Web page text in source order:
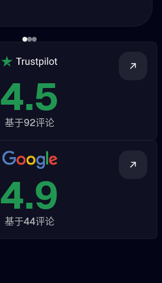
4.5
基于92评论
4.9
基于44评论